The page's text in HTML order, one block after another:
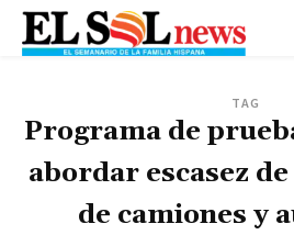
TAG
Programa de
abordar escasez
de camiones y